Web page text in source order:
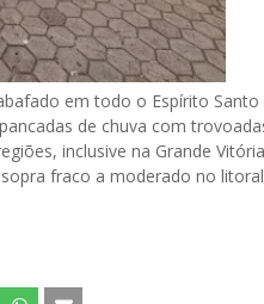
em todo o Espírito
de chuva com
inclusive na Grande
fraco a moderado no